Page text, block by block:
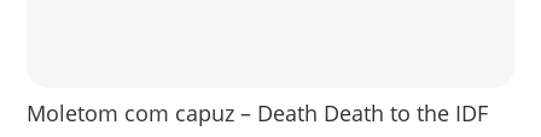
Moletom com capuz – Death Death to the IDF